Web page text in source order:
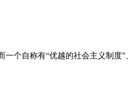
个自称有“优越的社会主义制度